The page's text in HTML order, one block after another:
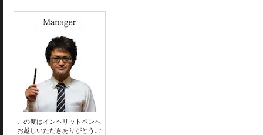
この度はインヘリットペンへ
お越しいただきありがとうご